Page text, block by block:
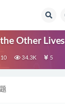
Other Lives
10 34.3K 5